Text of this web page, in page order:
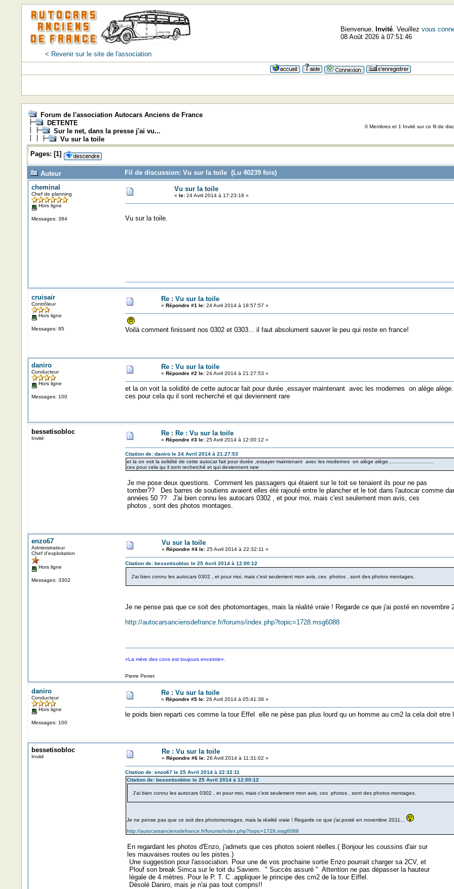
< Revenir sur le site de l'association
Bienvenue, Invité. Veuillez vous
08 Août 2026 à 07:51:46
Forum de l'association Autocars Anciens de France
DETENTE
Sur le net, dans la presse j'ai vu...
Vu sur la toile
0 Membres et 1 Invité sur ce fil de
Pages: [1]
Auteur
Fil de discussion: Vu sur la toile (Lu 40239 fois)
cheminal
Chef de planning
Hors ligne
Messages: 384
Vu sur la toile
« le:24 Avril 2014 à 17:23:18 »
Vu sur la toile.
cruisair
Contrôleur
Hors ligne
Messages: 85
Re : Vu sur la toile
« Répondre #1 le:24 Avril 2014 à 18:57:57 »
Voilà comment finissent nos 0302 et 0303... il faut absolument sauver le peu qui reste en france!
daniro
Conducteur
Hors ligne
Messages: 100
Re : Vu sur la toile
« Répondre #2 le:24 Avril 2014 à 21:27:53 »
et la on voit la solidité de cette autocar fait pour durée ,essayer maintenant avec les modernes on alège
ces pour cela qu il sont recherché et qui deviennent rare
bessetisobloc
Invité
Re : Re : Vu sur la toile
« Répondre #3 le:25 Avril 2014 à 12:00:12 »
Citation de: daniro le 24 Avril 2014 à 21:27:53
et la on voit la solidité de cette autocar fait pour durée ,essayer maintenant avec les modernes on alège alège..............................
ces pour cela qu il sont recherché et qui deviennent rare
Je me pose deux questions. Comment les passagers qui étaient sur le toit se tenaient ils pour ne pas
tomber?? Des barres de soutiens avaient elles été rajouté entre le plancher et le toit dans l'autocar comme
années 50 ?? J'ai bien connu les autocars 0302 , et pour moi, mais c'est seulement mon avis, ces
photos , sont des photos montages.
enzo67
Administrateur
Chef d'exploitation
Hors ligne
Messages: 3302
Vu sur la toile
« Répondre #4 le:25 Avril 2014 à 22:32:11 »
Citation de: bessetisobloc le 25 Avril 2014 à 12:00:12
J'ai bien connu les autocars 0302 , et pour moi, mais c'est seulement mon avis, ces photos , sont des photos montages.
Je ne pense pas que ce soit des photomontages, mais la réalité vraie ! Regarde ce que j'ai posté en novembre
http://autocarsanciensdefrance.fr/forums/index.php?topic=1728.msg6088
«La mère des cons est toujours enceinte».
Pierre Perret
daniro
Conducteur
Hors ligne
Messages: 100
Re : Vu sur la toile
« Répondre #5 le:26 Avril 2014 à 05:41:38 »
le poids bien reparti ces comme la tour Effel elle ne pèse pas plus lourd qu un homme au cm2 la cela doit etre
bessetisobloc
Invité
Re : Vu sur la toile
« Répondre #6 le:26 Avril 2014 à 11:31:02 »
Citation de: enzo67 le 25 Avril 2014 à 22:32:11
Citation de: bessetisobloc le 25 Avril 2014 à 12:00:12
J'ai bien connu les autocars 0302 , et pour moi, mais c'est seulement mon avis, ces photos , sont des photos montages.
Je ne pense pas que ce soit des photomontages, mais la réalité vraie ! Regarde ce que j'ai posté en novembre 2011...
http://autocarsanciensdefrance.fr/forums/index.php?topic=1728.msg6088
En regardant les photos d'Enzo, j'admets que ces photos soient réelles.( Bonjour les coussins d'air sur
les mauvaises routes ou les pistes.)
Une suggestion pour l'association. Pour une de vos prochaine sortie Enzo pourrait charger sa 2CV, et
Plouf son break Simca sur le toit du Saviem. " Succès assuré " Attention ne pas dépasser la hauteur
légale de 4 mètres. Pour le P. T. C .appliquer le principe des cm2 de la tour Eiffel.
Désolé Daniro, mais je n'ai pas tout compris!!